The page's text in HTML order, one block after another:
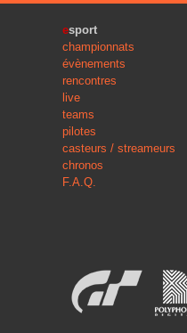
esport
championnats
évènements
rencontres
live
teams
pilotes
casteurs / streameurs
chronos
F.A.Q.